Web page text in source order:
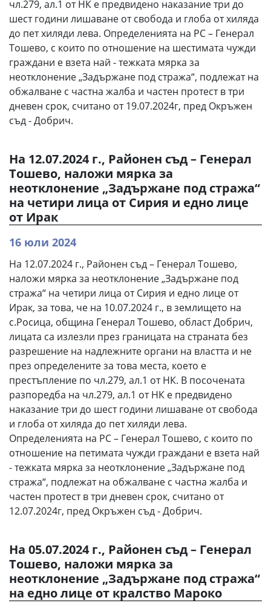
чл.279, ал.1 от НК е предвидено наказание три до
шест години лишаване от свобода и глоба от хиляда
до пет хиляди лева. Определенията на РС – Генерал
Тошево, с които по отношение на шестимата чужди
граждани е взета най - тежката мярка за
неотклонение „Задържане под стража“, подлежат на
обжалване с частна жалба и частен протест в три
дневен срок, считано от 19.07.2024г, пред Окръжен
съд - Добрич.
На 12.07.2024 г., Районен съд – Генерал
Тошево, наложи мярка за
неотклонение „Задържане под стража“
на четири лица от Сирия и едно лице
от Ирак
16 юли 2024
На 12.07.2024 г., Районен съд – Генерал Тошево,
наложи мярка за неотклонение „Задържане под
стража“ на четири лица от Сирия и едно лице от
Ирак, за това, че на 10.07.2024 г., в землището на
с.Росица, община Генерал Тошево, област Добрич,
лицата са излезли през границата на страната без
разрешение на надлежните органи на властта и не
през определените за това места, което е
престъпление по чл.279, ал.1 от НК. В посочената
разпоредба на чл.279, ал.1 от НК е предвидено
наказание три до шест години лишаване от свобода
и глоба от хиляда до пет хиляди лева.
Определенията на РС – Генерал Тошево, с които по
отношение на петимата чужди граждани е взета най
- тежката мярка за неотклонение „Задържане под
стража“, подлежат на обжалване с частна жалба и
частен протест в три дневен срок, считано от
12.07.2024г, пред Окръжен съд - Добрич.
На 05.07.2024 г., Районен съд – Генерал
Тошево, наложи мярка за
неотклонение „Задържане под стража“
на едно лице от кралство Мароко